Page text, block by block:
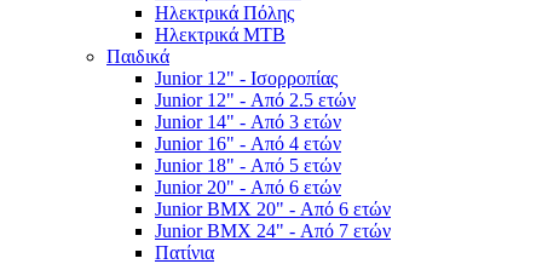
Ηλεκτρικά Πόλης
Ηλεκτρικά MTB
Παιδικά
Junior 12" - Ισορροπίας
Junior 12" - Από 2.5 ετών
Junior 14" - Από 3 ετών
Junior 16" - Από 4 ετών
Junior 18" - Από 5 ετών
Junior 20" - Από 6 ετών
Junior BMX 20" - Από 6 ετών
Junior BMX 24" - Από 7 ετών
Πατίνια